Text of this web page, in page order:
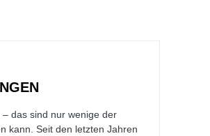
das sind nur wenige der
kann. Seit den letzten Jahren